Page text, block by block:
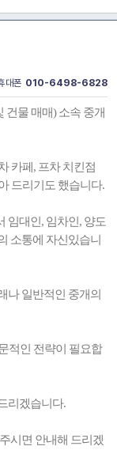
대폰 010-6498-6828
건물 매매) 소속 중개
카페, 프차 치킨점
드리기도 했습니다.
임대인, 임차인, 양도
소통에 자신있습니
나 일반적인 중개의
적인 전략이 필요합
리겠습니다.
시면 안내해 드리겠